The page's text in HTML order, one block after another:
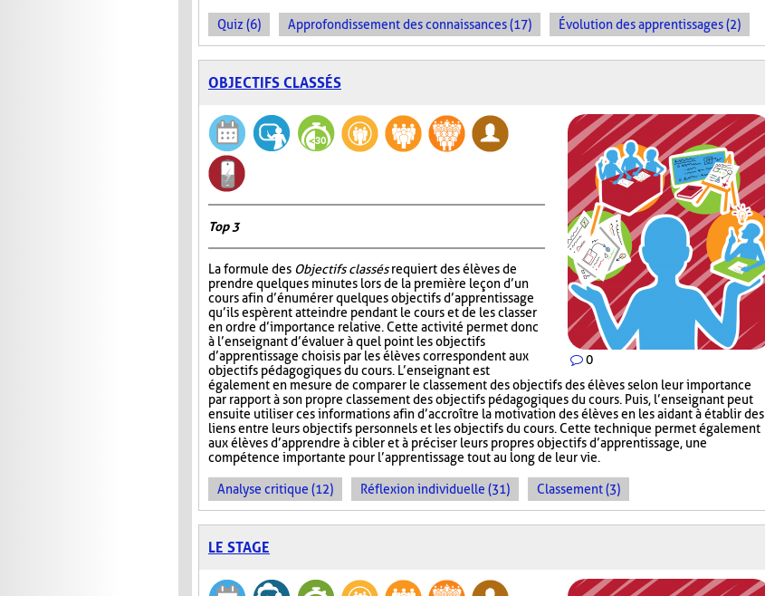
Quiz (6) Approfondissement des connaissances (17) Évolution des apprentissages (2)
OBJECTIFS CLASSÉS
0
Top 3
La formule des Objectifs classésrequiert des élèves de
prendre quelques minutes lors de la première leçon d’un
cours afin d’énumérer quelques objectifs d’apprentissage
qu’ils espèrent atteindre pendant le cours et de les classer
en ordre d’importance relative. Cette activité permet donc
à l’enseignant d’évaluer à quel point les objectifs
d’apprentissage choisis par les élèves correspondent aux
objectifs pédagogiques du cours. L’enseignant est
également en mesure de comparer le classement des objectifs des élèves selon leur importance
par rapport à son propre classement des objectifs pédagogiques du cours. Puis, l’enseignant peut
ensuite utiliser ces informations afin d’accroître la motivation des élèves en les aidant à établir des
liens entre leurs objectifs personnels et les objectifs du cours. Cette technique permet également
aux élèves d’apprendre à cibler et à préciser leurs propres objectifs d’apprentissage, une
compétence importante pour l’apprentissage tout au long de leur vie.
Analyse critique (12) Réflexion individuelle (31) Classement (3)
LE STAGE